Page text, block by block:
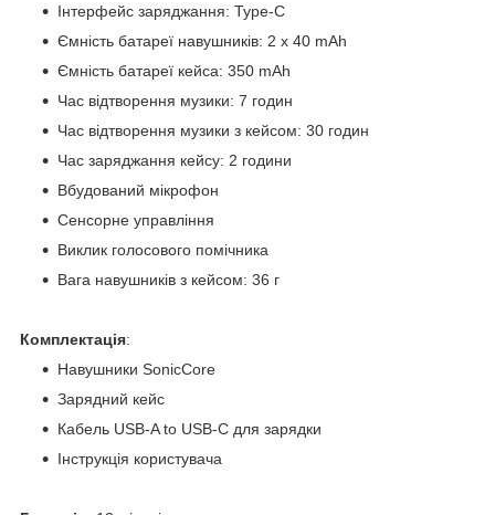
Інтерфейс заряджання: Type-C
Ємність батареї навушників: 2 x 40 mAh
Ємність батареї кейса: 350 mAh
Час відтворення музики: 7 годин
Час відтворення музики з кейсом: 30 годин
Час заряджання кейсу: 2 години
Вбудований мікрофон
Сенсорне управління
Виклик голосового помічника
Вага навушників з кейсом: 36 г
Комплектація:
Навушники SonicCore
Зарядний кейс
Кабель USB-A to USB-С для зарядки
Інструкція користувача